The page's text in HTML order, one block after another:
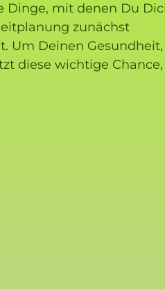
Dinge, mit denen Du
zunächst
Um Deinen Gesundheit,
diese wichtige Chance,